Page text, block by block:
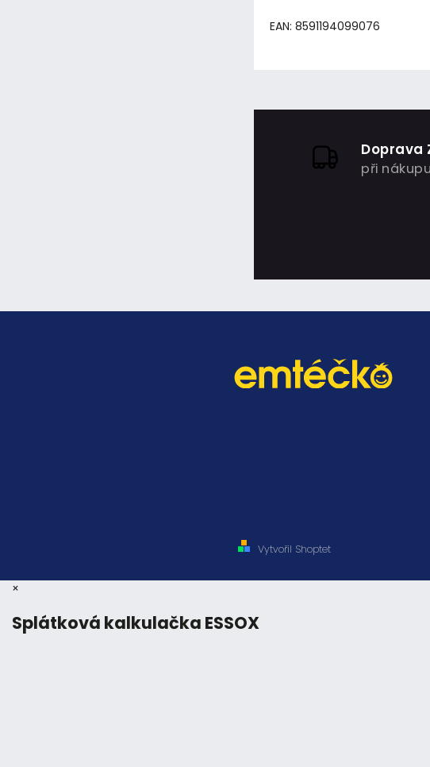
EAN: 8591194099076
Doprava
při
Vytvořil Shoptet
×
Splátková kalkulačka ESSOX